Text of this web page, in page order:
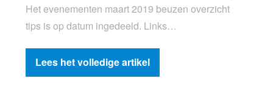
Het evenementen maart 2019 beuzen overzicht
tips is op datum ingedeeld. Links…
Lees het volledige artikel